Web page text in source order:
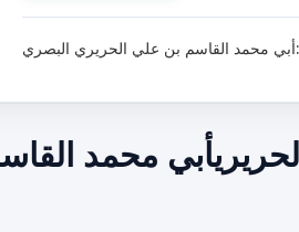
محمد القاسم بن علي الحريري البصري
محمد